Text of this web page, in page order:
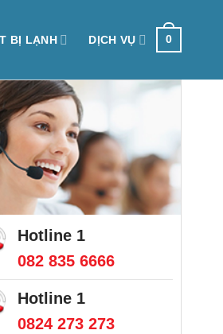
BỊ LẠNH DỊCH VỤ 0
Hotline 1
082 835 6666
Hotline 1
0824 273 273